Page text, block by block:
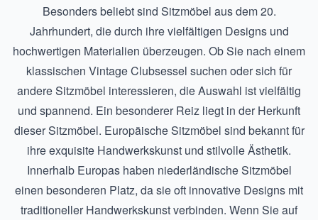
Besonders beliebt sind Sitzmöbel aus dem 20.
Jahrhundert, die durch ihre vielfältigen Designs und
hochwertigen Materialien überzeugen. Ob Sie nach einem
klassischen Vintage Clubsessel suchen oder sich für
andere Sitzmöbel interessieren, die Auswahl ist vielfältig
und spannend. Ein besonderer Reiz liegt in der Herkunft
dieser Sitzmöbel. Europäische Sitzmöbel sind bekannt für
ihre exquisite Handwerkskunst und stilvolle Ästhetik.
Innerhalb Europas haben niederländische Sitzmöbel
einen besonderen Platz, da sie oft innovative Designs mit
traditioneller Handwerkskunst verbinden. Wenn Sie auf